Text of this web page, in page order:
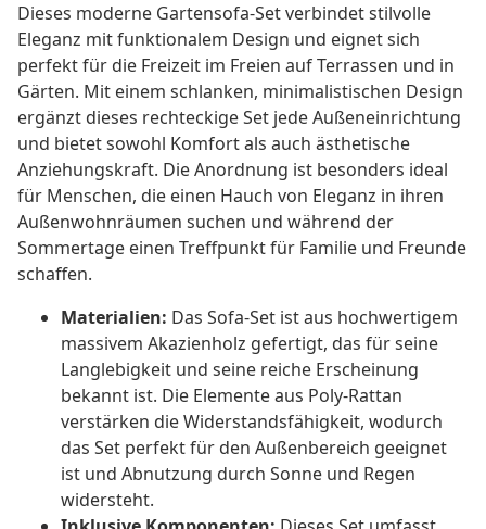
Dieses moderne Gartensofa-Set verbindet stilvolle
Eleganz mit funktionalem Design und eignet sich
perfekt für die Freizeit im Freien auf Terrassen und in
Gärten. Mit einem schlanken, minimalistischen Design
ergänzt dieses rechteckige Set jede Außeneinrichtung
und bietet sowohl Komfort als auch ästhetische
Anziehungskraft. Die Anordnung ist besonders ideal
für Menschen, die einen Hauch von Eleganz in ihren
Außenwohnräumen suchen und während der
Sommertage einen Treffpunkt für Familie und Freunde
schaffen.
Materialien: Das Sofa-Set ist aus hochwertigem
massivem Akazienholz gefertigt, das für seine
Langlebigkeit und seine reiche Erscheinung
bekannt ist. Die Elemente aus Poly-Rattan
verstärken die Widerstandsfähigkeit, wodurch
das Set perfekt für den Außenbereich geeignet
ist und Abnutzung durch Sonne und Regen
widersteht.